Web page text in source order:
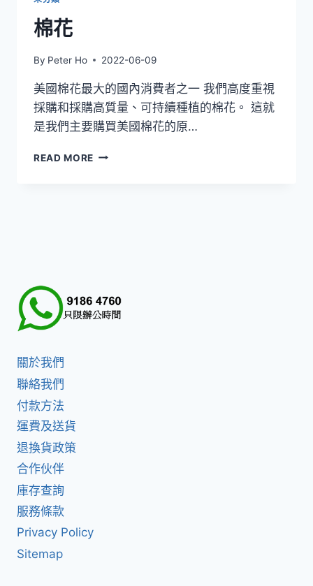
棉花
By Peter Ho 2022-06-09
美國棉花最大的國內消費者之一 我們高度重視
採購和採購高質量、可持續種植的棉花。 這就
是我們主要購買美國棉花的原…
READ MORE 棉
關於我們
聯絡我們
付款方法
運費及送貨
退換貨政策
合作伙伴
庫存查詢
服務條款
Privacy Policy
Sitemap